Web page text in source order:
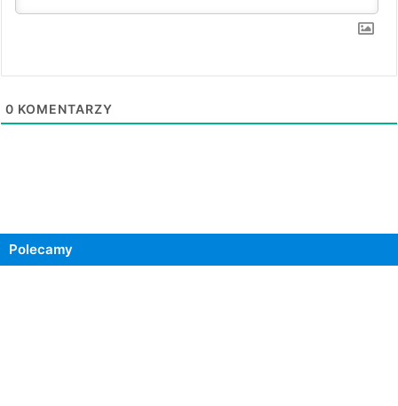
0 KOMENTARZY
Polecamy